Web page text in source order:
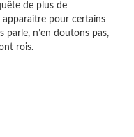
de plus de
pour certains
parle, n’en doutons pas,
sont rois.